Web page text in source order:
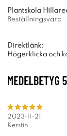
Plantskola
Beställningsvara
Direktlänk:
Högerklicka och
MEDELBETYG 5
2023-11-21
Kerstin